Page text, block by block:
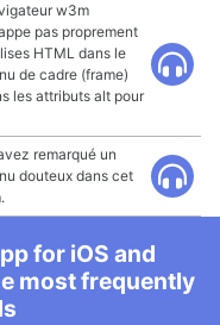
w3m
pas proprement
HTML dans le
de cadre (frame)
les attributs alt pour
remarqué un
douteux dans cet
for iOS and
most frequently